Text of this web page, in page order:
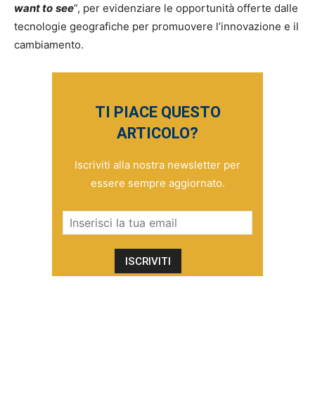
want to see”, per evidenziare le opportunità offerte dalle
tecnologie geografiche per promuovere l’innovazione e il
cambiamento.
TI PIACE QUESTO
ARTICOLO?
Iscriviti alla nostra newsletter per
essere sempre aggiornato.